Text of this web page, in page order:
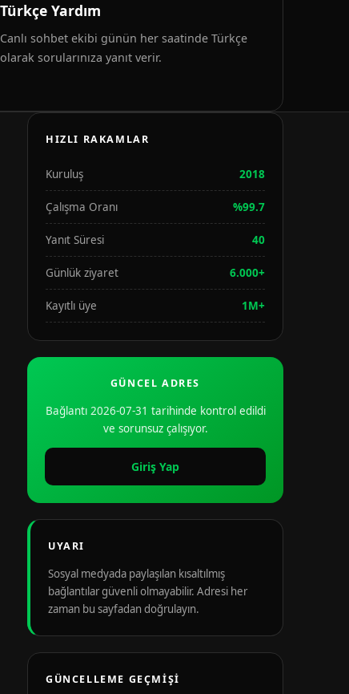
Türkçe Yardım
Canlı sohbet ekibi günün her saatinde Türkçe
olarak sorularınıza yanıt verir.
HIZLI RAKAMLAR
Kuruluş 2018
Çalışma Oranı %99.7
Yanıt Süresi 40
Günlük ziyaret 6.000+
Kayıtlı üye 1M+
GÜNCEL ADRES
Bağlantı 2026-07-31 tarihinde kontrol edildi
ve sorunsuz çalışıyor.
Giriş Yap
UYARI
Sosyal medyada paylaşılan kısaltılmış
bağlantılar güvenli olmayabilir. Adresi her
zaman bu sayfadan doğrulayın.
GÜNCELLEME GEÇMIŞI